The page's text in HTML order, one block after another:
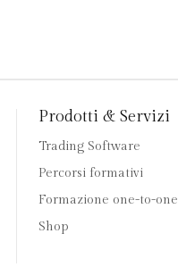
Prodotti & Servizi
Trading Software
Percorsi formativi
Formazione one-to-one
Shop